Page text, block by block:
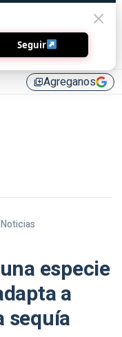
library_addAgreganos
Noticias
especie
a
sequía
Seguir